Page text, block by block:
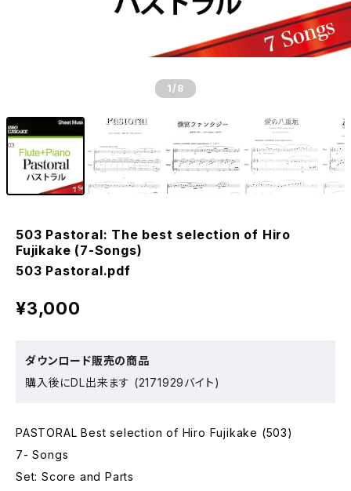
1 /8
503 Pastoral: The best selection of Hiro
Fujikake (7-Songs)
503 Pastoral.pdf
¥3,000
ダウンロード販売の商品
購入後にDL出来ます (2171929バイト)
PASTORAL Best selection of Hiro Fujikake (503)
7- Songs
Set: Score and Parts